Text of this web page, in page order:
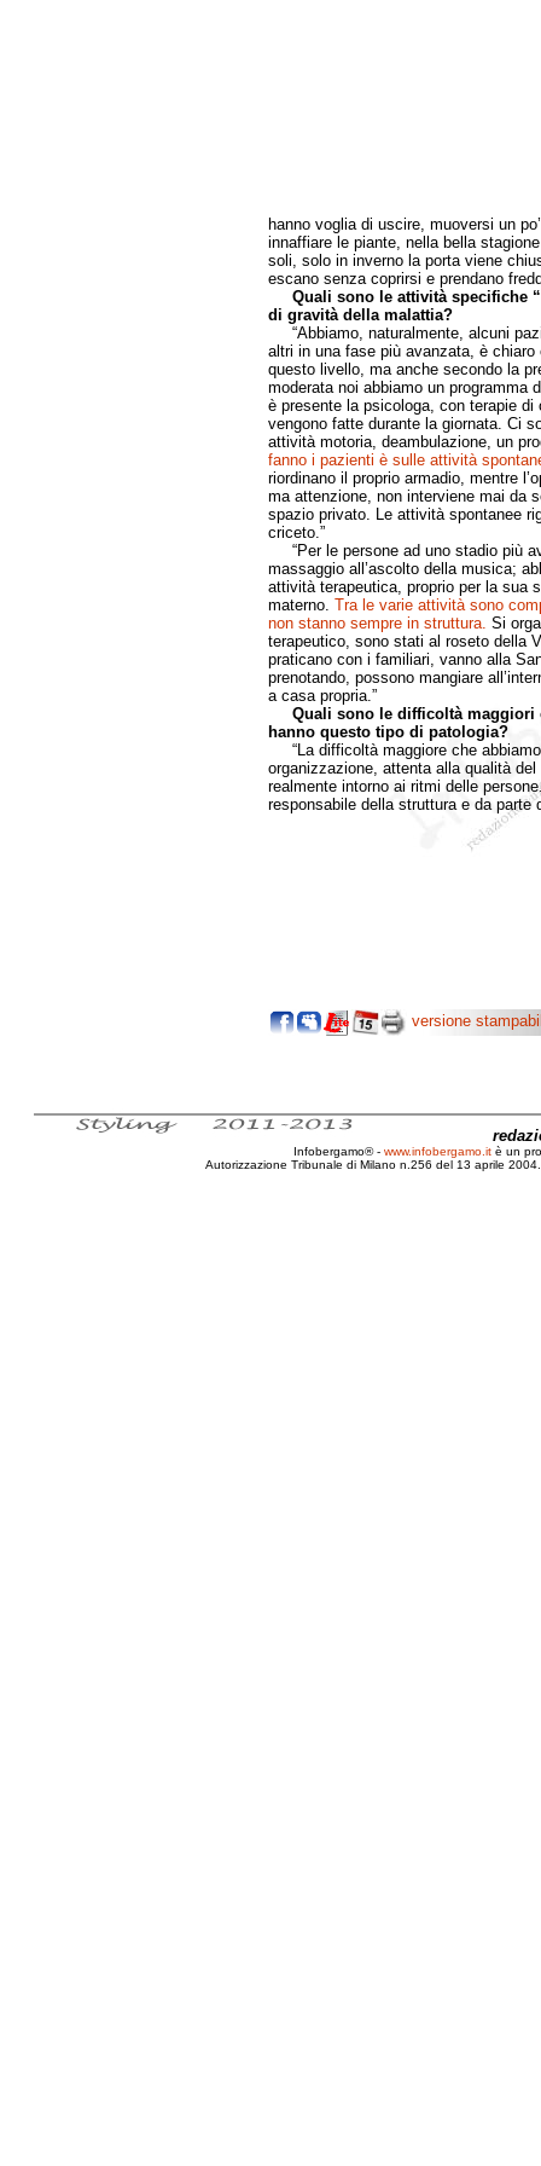
hanno voglia di uscire, muoversi un
innaffiare le piante, nella bella
soli, solo in inverno la porta viene
escano senza coprirsi e prendano
Quali sono le attività specifiche
di gravità della malattia?
“Abbiamo, naturalmente, alcuni
altri in una fase più avanzata, è
questo livello, ma anche secondo la
moderata noi abbiamo un programma
è presente la psicologa, con terapie
vengono fatte durante la giornata. Ci
attività motoria, deambulazione, un
fanno i pazienti è sulle attività
riordinano il proprio armadio, mentre
ma attenzione, non interviene mai da
spazio privato. Le attività spontanee
criceto.”
“Per le persone ad uno stadio più
massaggio all’ascolto della musica;
attività terapeutica, proprio per la sua
materno. Tra le varie attività sono
non stanno sempre in struttura. Si
terapeutico, sono stati al roseto della
praticano con i familiari, vanno alla
prenotando, possono mangiare
a casa propria.”
Quali sono le difficoltà maggiori
hanno questo tipo di patologia?
“La difficoltà maggiore che
organizzazione, attenta alla qualità
realmente intorno ai ritmi delle
responsabile della struttura e da parte
versione
Infobergamo® - www.infobergamo.it è un
Autorizzazione Tribunale di Milano n.256 del 13 aprile